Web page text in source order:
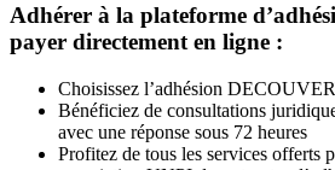
Adhérer à la plateforme
payer directement en ligne :
Choisissez l’adhésion
Bénéficiez de consultations
avec une réponse sous 72 heures
Profitez de tous les services offerts